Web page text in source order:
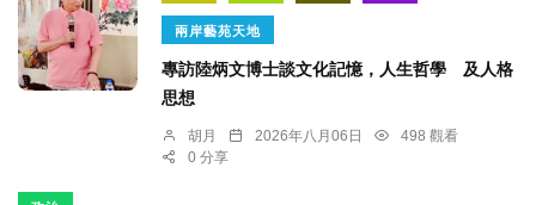
兩岸藝苑天地
專訪陸炳文博士談文化記憶，人生哲學 及人格
思想
胡月 2026年八月06日
498 觀看
0 分享